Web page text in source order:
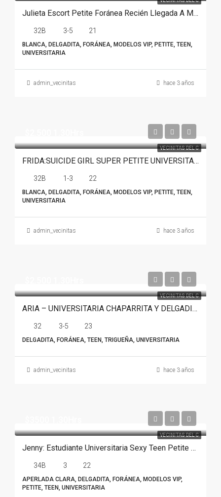
Julieta Escort Petite Foránea Recién Llegada A Monterrey
32B 3-5 21
BLANCA, DELGADITA, FORÁNEA, MODELOS VIP, PETITE, TEEN,
UNIVERSITARIA
admin_vecinitas hace 3 años
VECINITAS DEL C
FRIDA:SUICIDE GIRL SUPER PETITE UNIVERSITARIA
32B 1-3 22
BLANCA, DELGADITA, FORÁNEA, MODELOS VIP, PETITE, TEEN,
UNIVERSITARIA
admin_vecinitas hace 3 años
VECINITAS DEL C
ARIA – UNIVERSITARIA CHAPARRITA Y DELGADITA EN MONTERREY
32 3-5 23
DELGADITA, FORÁNEA, TEEN, TRIGUEÑA, UNIVERSITARIA
admin_vecinitas hace 3 años
VECINITAS DEL C
Jenny: Estudiante Universitaria Sexy Teen Petite Foránea En Monterrey
34B 3 22
APERLADA CLARA, DELGADITA, FORÁNEA, MODELOS VIP,
PETITE, TEEN, UNIVERSITARIA